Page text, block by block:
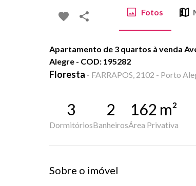
Fotos
Apartamento de 3 quartos à venda
Alegre - COD: 195282
Floresta - FARRAPOS, 2102 - Porto
3
Dormitórios
2
Banheiros
162 m²
Área Privativa
Sobre o imóvel